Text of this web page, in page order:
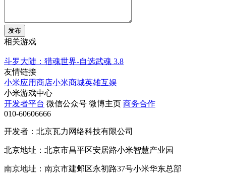
发布
相关游戏
斗罗大陆：猎魂世界-自选武魂 3.8
友情链接
小米应用商店小米商城英雄互娱
小米游戏中心
开发者平台 微信公众号 微博主页 商务合作
010-60606666
开发者：北京瓦力网络科技有限公司
北京地址：北京市昌平区安居路小米智慧产业园
南京地址：南京市建邺区永初路37号小米华东总部